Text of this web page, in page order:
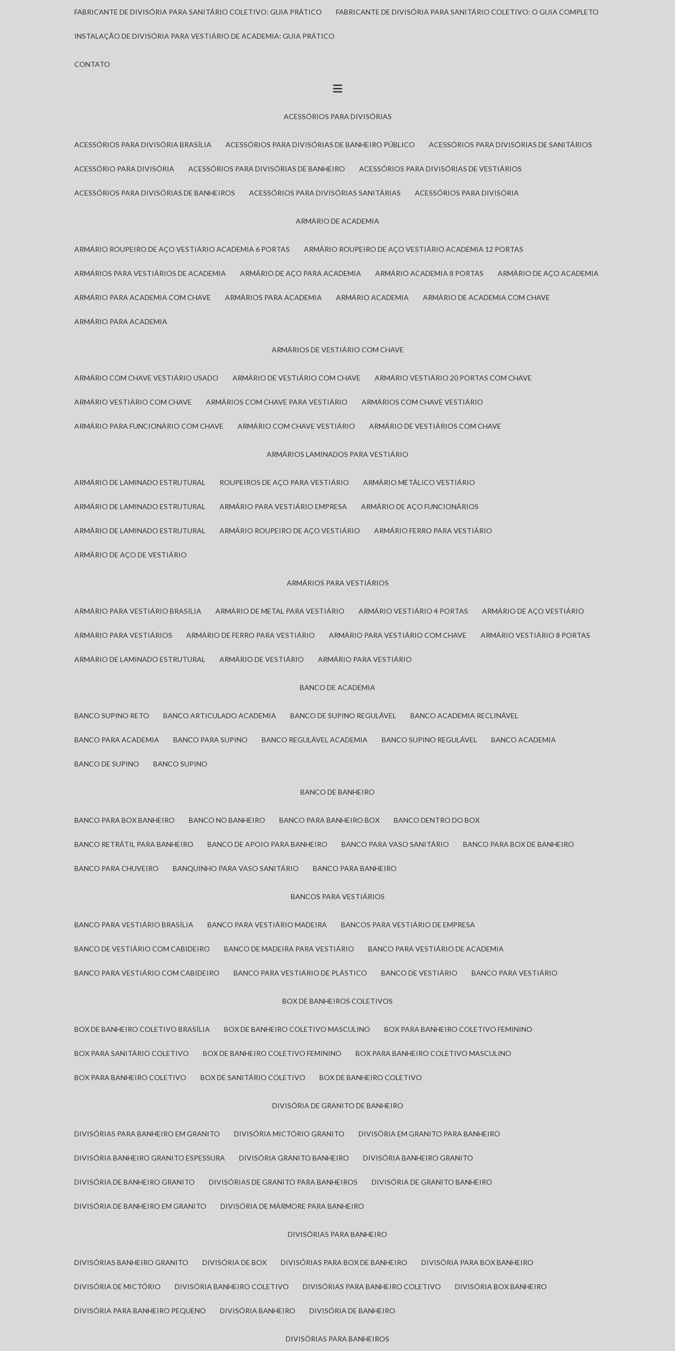
FABRICANTE DE DIVISÓRIA PARA SANITÁRIO COLETIVO: GUIA PRÁTICO FABRICANTE DE DIVISÓRIA PARA SANITÁRIO COLETIVO: O GUIA COMPLETO
INSTALAÇÃO DE DIVISÓRIA PARA VESTIÁRIO DE ACADEMIA: GUIA PRÁTICO
CONTATO
ACESSÓRIOS PARA DIVISÓRIAS
ACESSÓRIOS PARA DIVISÓRIA BRASÍLIA ACESSÓRIOS PARA DIVISÓRIAS DE BANHEIRO PÚBLICO ACESSÓRIOS PARA DIVISÓRIAS DE SANITÁRIOS
ACESSÓRIO PARA DIVISÓRIA ACESSÓRIOS PARA DIVISÓRIAS DE BANHEIRO ACESSÓRIOS PARA DIVISÓRIAS DE VESTIÁRIOS
ACESSÓRIOS PARA DIVISÓRIAS DE BANHEIROS ACESSÓRIOS PARA DIVISÓRIAS SANITÁRIAS ACESSÓRIOS PARA DIVISÓRIA
ARMÁRIO DE ACADEMIA
ARMÁRIO ROUPEIRO DE AÇO VESTIÁRIO ACADEMIA 6 PORTAS ARMÁRIO ROUPEIRO DE AÇO VESTIÁRIO ACADEMIA 12 PORTAS
ARMÁRIOS PARA VESTIÁRIOS DE ACADEMIA ARMÁRIO DE AÇO PARA ACADEMIA ARMÁRIO ACADEMIA 8 PORTAS ARMÁRIO DE AÇO ACADEMIA
ARMÁRIO PARA ACADEMIA COM CHAVE ARMÁRIOS PARA ACADEMIA ARMÁRIO ACADEMIA ARMÁRIO DE ACADEMIA COM CHAVE
ARMÁRIO PARA ACADEMIA
ARMÁRIOS DE VESTIÁRIO COM CHAVE
ARMÁRIO COM CHAVE VESTIÁRIO USADO ARMÁRIO DE VESTIÁRIO COM CHAVE ARMÁRIO VESTIÁRIO 20 PORTAS COM CHAVE
ARMÁRIO VESTIÁRIO COM CHAVE ARMÁRIOS COM CHAVE PARA VESTIÁRIO ARMÁRIOS COM CHAVE VESTIÁRIO
ARMÁRIO PARA FUNCIONÁRIO COM CHAVE ARMÁRIO COM CHAVE VESTIÁRIO ARMÁRIO DE VESTIÁRIOS COM CHAVE
ARMÁRIOS LAMINADOS PARA VESTIÁRIO
ARMÁRIO DE LAMINADO ESTRUTURAL ROUPEIROS DE AÇO PARA VESTIÁRIO ARMÁRIO METÁLICO VESTIÁRIO
ARMÁRIO DE LAMINADO ESTRUTURAL ARMÁRIO PARA VESTIÁRIO EMPRESA ARMÁRIO DE AÇO FUNCIONÁRIOS
ARMÁRIO DE LAMINADO ESTRUTURAL ARMÁRIO ROUPEIRO DE AÇO VESTIÁRIO ARMÁRIO FERRO PARA VESTIÁRIO
ARMÁRIO DE AÇO DE VESTIÁRIO
ARMÁRIOS PARA VESTIÁRIOS
ARMÁRIO PARA VESTIÁRIO BRASÍLIA ARMÁRIO DE METAL PARA VESTIÁRIO ARMÁRIO VESTIÁRIO 4 PORTAS ARMÁRIO DE AÇO VESTIÁRIO
ARMÁRIO PARA VESTIÁRIOS ARMÁRIO DE FERRO PARA VESTIÁRIO ARMÁRIO PARA VESTIÁRIO COM CHAVE ARMÁRIO VESTIÁRIO 8 PORTAS
ARMÁRIO DE LAMINADO ESTRUTURAL ARMÁRIO DE VESTIÁRIO ARMÁRIO PARA VESTIÁRIO
BANCO DE ACADEMIA
BANCO SUPINO RETO BANCO ARTICULADO ACADEMIA BANCO DE SUPINO REGULÁVEL BANCO ACADEMIA RECLINÁVEL
BANCO PARA ACADEMIA BANCO PARA SUPINO BANCO REGULÁVEL ACADEMIA BANCO SUPINO REGULÁVEL BANCO ACADEMIA
BANCO DE SUPINO BANCO SUPINO
BANCO DE BANHEIRO
BANCO PARA BOX BANHEIRO BANCO NO BANHEIRO BANCO PARA BANHEIRO BOX BANCO DENTRO DO BOX
BANCO RETRÁTIL PARA BANHEIRO BANCO DE APOIO PARA BANHEIRO BANCO PARA VASO SANITÁRIO BANCO PARA BOX DE BANHEIRO
BANCO PARA CHUVEIRO BANQUINHO PARA VASO SANITÁRIO BANCO PARA BANHEIRO
BANCOS PARA VESTIÁRIOS
BANCO PARA VESTIÁRIO BRASÍLIA BANCO PARA VESTIÁRIO MADEIRA BANCOS PARA VESTIÁRIO DE EMPRESA
BANCO DE VESTIÁRIO COM CABIDEIRO BANCO DE MADEIRA PARA VESTIÁRIO BANCO PARA VESTIÁRIO DE ACADEMIA
BANCO PARA VESTIÁRIO COM CABIDEIRO BANCO PARA VESTIÁRIO DE PLÁSTICO BANCO DE VESTIÁRIO BANCO PARA VESTIÁRIO
BOX DE BANHEIROS COLETIVOS
BOX DE BANHEIRO COLETIVO BRASÍLIA BOX DE BANHEIRO COLETIVO MASCULINO BOX PARA BANHEIRO COLETIVO FEMININO
BOX PARA SANITÁRIO COLETIVO BOX DE BANHEIRO COLETIVO FEMININO BOX PARA BANHEIRO COLETIVO MASCULINO
BOX PARA BANHEIRO COLETIVO BOX DE SANITÁRIO COLETIVO BOX DE BANHEIRO COLETIVO
DIVISÓRIA DE GRANITO DE BANHEIRO
DIVISÓRIAS PARA BANHEIRO EM GRANITO DIVISÓRIA MICTÓRIO GRANITO DIVISÓRIA EM GRANITO PARA BANHEIRO
DIVISÓRIA BANHEIRO GRANITO ESPESSURA DIVISÓRIA GRANITO BANHEIRO DIVISÓRIA BANHEIRO GRANITO
DIVISÓRIA DE BANHEIRO GRANITO DIVISÓRIAS DE GRANITO PARA BANHEIROS DIVISÓRIA DE GRANITO BANHEIRO
DIVISÓRIA DE BANHEIRO EM GRANITO DIVISÓRIA DE MÁRMORE PARA BANHEIRO
DIVISÓRIAS PARA BANHEIRO
DIVISÓRIAS BANHEIRO GRANITO DIVISÓRIA DE BOX DIVISÓRIAS PARA BOX DE BANHEIRO DIVISÓRIA PARA BOX BANHEIRO
DIVISÓRIA DE MICTÓRIO DIVISÓRIA BANHEIRO COLETIVO DIVISÓRIAS PARA BANHEIRO COLETIVO DIVISÓRIA BOX BANHEIRO
DIVISÓRIA PARA BANHEIRO PEQUENO DIVISÓRIA BANHEIRO DIVISÓRIA DE BANHEIRO
DIVISÓRIAS PARA BANHEIROS